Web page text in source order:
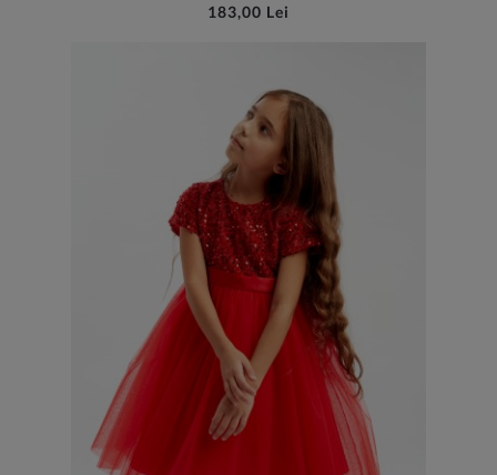
183,00 Lei